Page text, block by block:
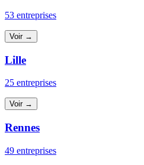
53 entreprises
Voir →
Lille
25 entreprises
Voir →
Rennes
49 entreprises